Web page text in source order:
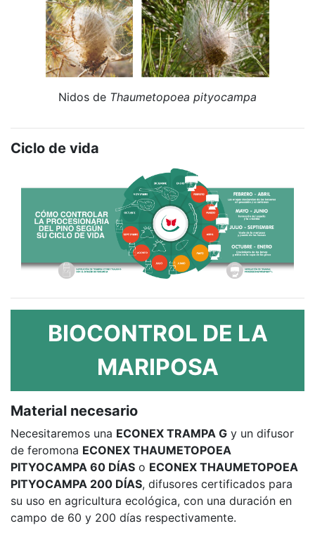
Nidos de Thaumetopoea pityocampa
Ciclo de vida
BIOCONTROL DE LA
MARIPOSA
Material necesario
Necesitaremos una ECONEX TRAMPA G y un difusor
de feromona ECONEX THAUMETOPOEA
PITYOCAMPA 60 DÍAS o ECONEX THAUMETOPOEA
PITYOCAMPA 200 DÍAS, difusores certificados para
su uso en agricultura ecológica, con una duración en
campo de 60 y 200 días respectivamente.